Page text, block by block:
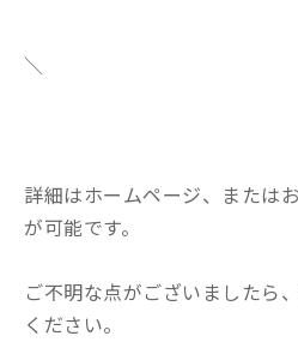
＼
詳細はホームページ、または
が可能です。
ご不明な点がございましたら
ください。